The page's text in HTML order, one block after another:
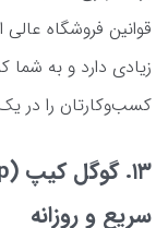
قوانین فروشگاه
زیادی دارد و به شما
کسب‌وکارتان را در
سریع و روزانه